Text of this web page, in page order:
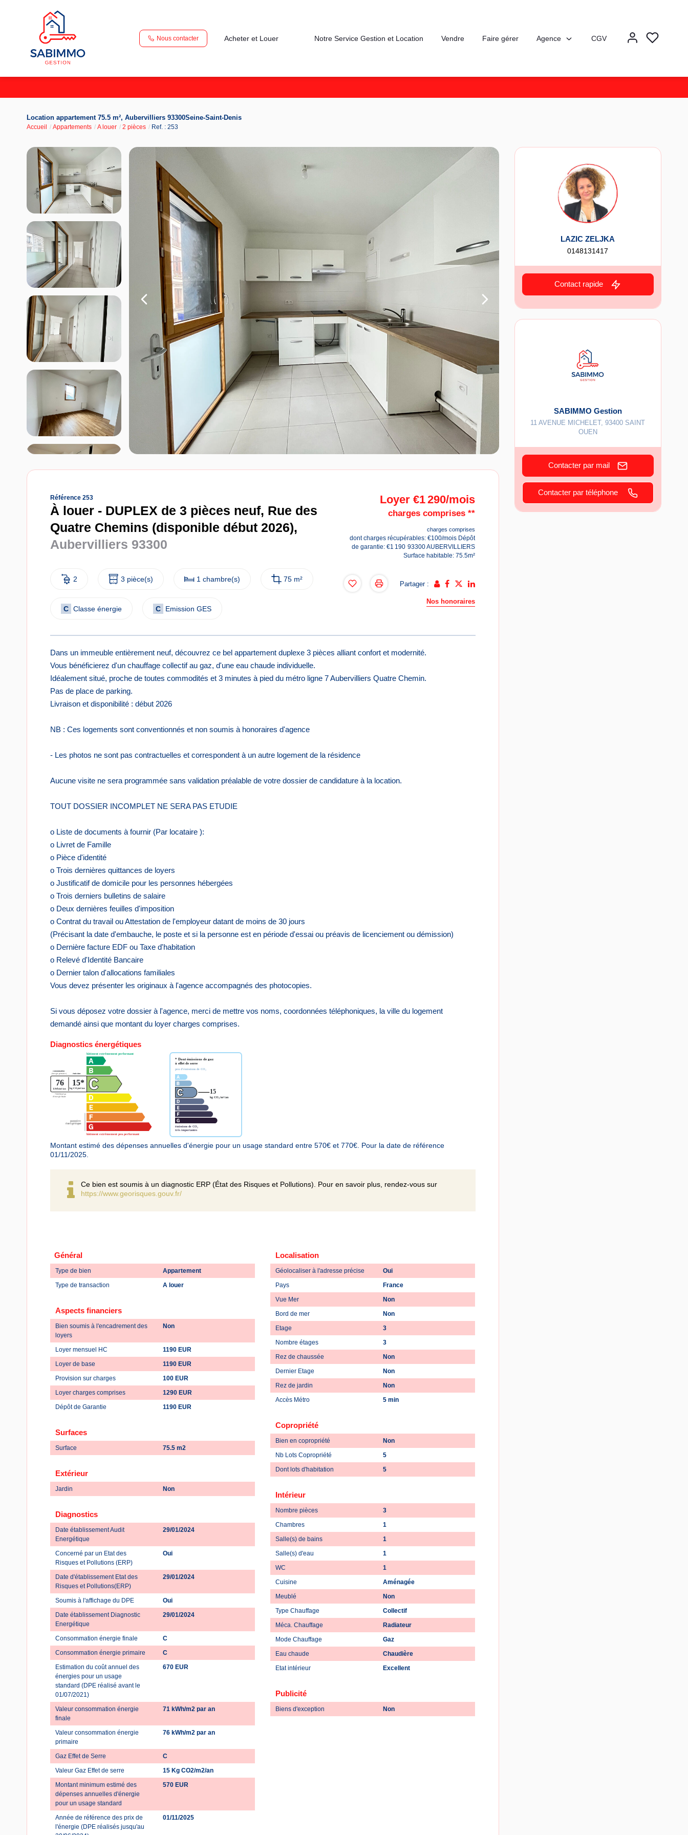
Nous contacter Acheter et Louer Notre Service Gestion et Location Vendre Faire gérer Agence CGV
Location appartement 75.5 m², Aubervilliers 93300Seine-Saint-Denis
Accueil Appartements A louer 2 pièces Ref. : 253
Référence 253
À louer - DUPLEX de 3 pièces neuf, Rue des
Quatre Chemins (disponible début 2026),
Aubervilliers 93300
2 3 pièce(s) 1 chambre(s) 75 m²
C Classe énergie C Emission GES
Loyer €1 290/mois
charges comprises **
charges comprises
dont charges récupérables: €100/mois Dépôt
de garantie: €1 190 93300 AUBERVILLIERS
Surface habitable: 75.5m²
Partager :
Nos honoraires
Dans un immeuble entièrement neuf, découvrez ce bel appartement duplexe 3 pièces alliant confort et modernité.
Vous bénéficierez d'un chauffage collectif au gaz, d'une eau chaude individuelle.
Idéalement situé, proche de toutes commodités et 3 minutes à pied du métro ligne 7 Aubervilliers Quatre Chemin.
Pas de place de parking.
Livraison et disponibilité : début 2026
NB : Ces logements sont conventionnés et non soumis à honoraires d'agence
- Les photos ne sont pas contractuelles et correspondent à un autre logement de la résidence
Aucune visite ne sera programmée sans validation préalable de votre dossier de candidature à la location.
TOUT DOSSIER INCOMPLET NE SERA PAS ETUDIE
o Liste de documents à fournir (Par locataire ):
o Livret de Famille
o Pièce d'identité
o Trois dernières quittances de loyers
o Justificatif de domicile pour les personnes hébergées
o Trois derniers bulletins de salaire
o Deux dernières feuilles d'imposition
o Contrat du travail ou Attestation de l'employeur datant de moins de 30 jours
(Précisant la date d'embauche, le poste et si la personne est en période d'essai ou préavis de licenciement ou démission)
o Dernière facture EDF ou Taxe d'habitation
o Relevé d'Identité Bancaire
o Dernier talon d'allocations familiales
Vous devez présenter les originaux à l'agence accompagnés des photocopies.
Si vous déposez votre dossier à l'agence, merci de mettre vos noms, coordonnées téléphoniques, la ville du logement
demandé ainsi que montant du loyer charges comprises.
Diagnostics énergétiques
Montant estimé des dépenses annuelles d'énergie pour un usage standard entre 570€ et 770€. Pour la date de référence
01/11/2025.
Ce bien est soumis à un diagnostic ERP (État des Risques et Pollutions). Pour en savoir plus, rendez-vous sur
https://www.georisques.gouv.fr/
Général
Type de bien
Appartement
Type de transaction
A louer
Localisation
Géolocaliser à l'adresse précise
Oui
Pays
France
Vue Mer
Non
Bord de mer
Non
Etage
3
Nombre étages
3
Rez de chaussée
Non
Dernier Etage
Non
Rez de jardin
Non
Accès Métro
5 min
Aspects financiers
Bien soumis à l'encadrement des
loyers
Non
Loyer mensuel HC
1190 EUR
Loyer de base
1190 EUR
Provision sur charges
100 EUR
Loyer charges comprises
1290 EUR
Dépôt de Garantie
1190 EUR
Copropriété
Bien en copropriété
Non
Nb Lots Copropriété
5
Dont lots d'habitation
5
Surfaces
Surface 75.5 m2
Extérieur
Jardin Non
Intérieur
Nombre pièces
3
Chambres
1
Salle(s) de bains
1
Salle(s) d'eau
1
WC
1
Cuisine
Aménagée
Meublé
Non
Type Chauffage
Collectif
Méca. Chauffage
Radiateur
Mode Chauffage
Gaz
Eau chaude
Chaudière
Etat intérieur
Excellent
Diagnostics
Date établissement Audit
Energétique
29/01/2024
Concerné par un Etat des
Risques et Pollutions (ERP)
Oui
Date d'établissement Etat des
Risques et Pollutions(ERP)
29/01/2024
Soumis à l'affichage du DPE
Oui
Date établissement Diagnostic
Energétique
29/01/2024
Consommation énergie finale
C
Consommation énergie primaire
C
Estimation du coût annuel des
énergies pour un usage
standard (DPE réalisé avant le
01/07/2021)
670 EUR
Valeur consommation énergie
finale
71 kWh/m2 par an
Valeur consommation énergie
primaire
76 kWh/m2 par an
Gaz Effet de Serre
C
Valeur Gaz Effet de serre
15 Kg CO2/m2/an
Montant minimum estimé des
dépenses annuelles d'énergie
pour un usage standard
570 EUR
Année de référence des prix de
l'énergie (DPE réalisés jusqu'au
01/11/2025
Publicité
Biens d'exception Non
LAZIC ZELJKA
0148131417
Contact rapide
SABIMMO Gestion
11 AVENUE MICHELET,93400 SAINT
OUEN
Contacter par mail
Contacter par téléphone